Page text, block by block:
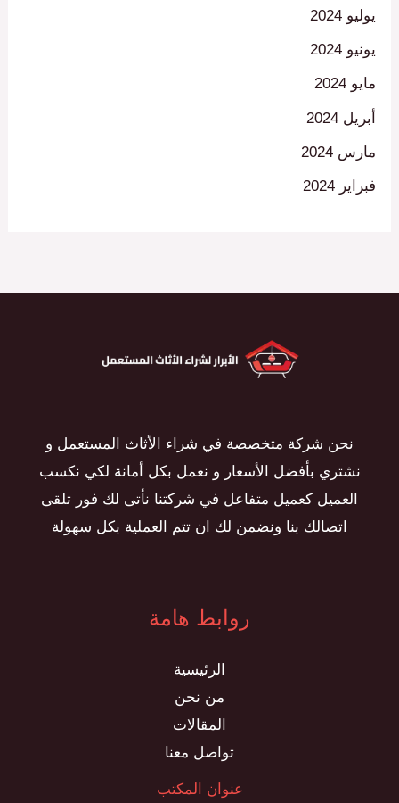
يوليو 2024
يونيو 2024
مايو 2024
أبريل 2024
مارس 2024
فبراير 2024
نحن شركة متخصصة في شراء الأثاث المستعمل و
نشتري بأفضل الأسعار و نعمل بكل أمانة لكي نكسب
العميل كعميل متفاعل في شركتنا نأتى لك فور تلقى
اتصالك بنا ونضمن لك ان تتم العملية بكل سهولة
روابط هامة
الرئيسية
من نحن
المقالات
تواصل معنا
عنوان المكتب